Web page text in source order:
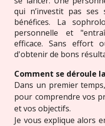
qui n’investit pas
bénéfices. La
personnelle et
efficace. Sans effort
d'obtenir de bons
Comment se déroule
Dans un premier
pour comprendre vos
et vos objectifs.
Je vous explique alors